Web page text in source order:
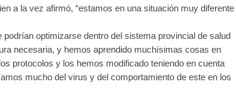
a la vez afirmó, “estamos en una situación muy diferente
optimizarse dentro del sistema provincial de salud
necesaria, y hemos aprendido muchísimas cosas en
protocolos y los hemos modificado teniendo en cuenta
mucho del virus y del comportamiento de este en los